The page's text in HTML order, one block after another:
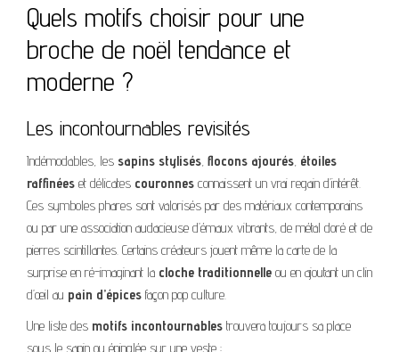
Quels motifs choisir pour une
broche de noël tendance et
moderne ?
Les incontournables revisités
Indémodables, les sapins stylisés, flocons ajourés, étoiles
raffinées et délicates couronnes connaissent un vrai regain d’intérêt.
Ces symboles phares sont valorisés par des matériaux contemporains
ou par une association audacieuse d’émaux vibrants, de métal doré et de
pierres scintillantes. Certains créateurs jouent même la carte de la
surprise en ré-imaginant la cloche traditionnelle ou en ajoutant un clin
d’œil au pain d’épices façon pop culture.
Une liste des motifs incontournables trouvera toujours sa place
sous le sapin ou épinglée sur une veste :